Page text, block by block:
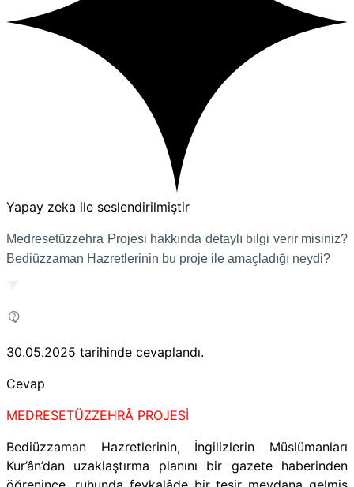
Yapay zeka ile seslendirilmiştir
Medresetüzzehra Projesi hakkında detaylı bilgi verir misiniz?
Bediüzzaman Hazretlerinin bu proje ile amaçladığı neydi?
30.05.2025 tarihinde cevaplandı.
Cevap
MEDRESETÜZZEHRÂ PROJESİ
Bediüzzaman Hazretlerinin, İngilizlerin Müslümanları
Kur’ân’dan uzaklaştırma planını bir gazete haberinden